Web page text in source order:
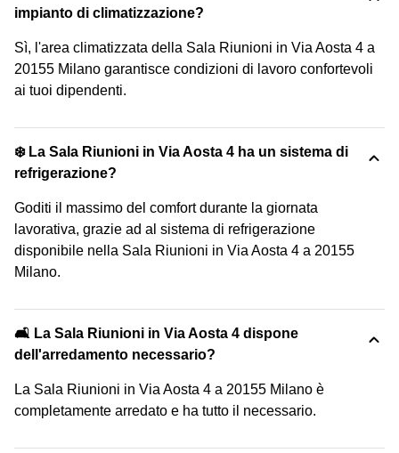
impianto di climatizzazione?
Sì, l'area climatizzata della Sala Riunioni in Via Aosta 4 a
20155 Milano garantisce condizioni di lavoro confortevoli
ai tuoi dipendenti.
❄️ La Sala Riunioni in Via Aosta 4 ha un sistema di
refrigerazione?
Goditi il massimo del comfort durante la giornata
lavorativa, grazie ad al sistema di refrigerazione
disponibile nella Sala Riunioni in Via Aosta 4 a 20155
Milano.
🛋️ La Sala Riunioni in Via Aosta 4 dispone
dell'arredamento necessario?
La Sala Riunioni in Via Aosta 4 a 20155 Milano è
completamente arredato e ha tutto il necessario.